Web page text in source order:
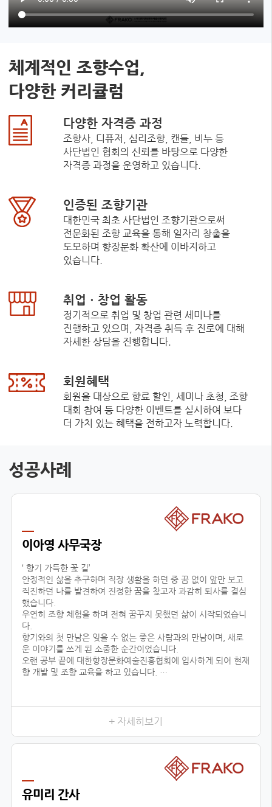
체계적인 조향수업,
다양한 커리큘럼
다양한 자격증 과정
조향사, 디퓨저, 심리조향, 캔들, 비누 등
사단법인 협회의 신뢰를 바탕으로 다양한
자격증 과정을 운영하고 있습니다.
인증된 조향기관
대한민국 최초 사단법인 조향기관으로써
전문화된 조향 교육을 통해 일자리 창출을
도모하며 향장문화 확산에 이바지하고
있습니다.
취업ㆍ창업 활동
정기적으로 취업 및 창업 관련 세미나를
진행하고 있으며, 자격증 취득 후 진로에 대해
자세한 상담을 진행합니다.
회원혜택
회원을 대상으로 향료 할인, 세미나 초청, 조향
대회 참여 등 다양한 이벤트를 실시하여 보다
더 가치 있는 혜택을 전하고자 노력합니다.
성공사례
이아영 사무국장
‘ 향기 가득한 꽃 길’
안정적인 삶을 추구하며 직장 생활을 하던 중 꿈 없이 앞만 보고
직진하던 나를 발견하여 진정한 꿈을 찾고자 과감히 퇴사를 결심
했습니다.
우연히 조향 체험을 하며 전혀 꿈꾸지 못했던 삶이 시작되었습니
다.
향기와의 첫 만남은 잊을 수 없는 좋은 사람과의 만남이며, 새로
운 이야기를 쓰게 된 소중한 순간이었습니다.
오랜 공부 끝에 대한향장문화예술진흥협회에 입사하게 되어 현재
향 개발 및 조향 교육을 하고 있습니다.
교육 시, 창작자의 의도를 파악하기 위해 교육생 분들과 긴밀한
소통을 하며, 디테일한 조향 스킬을 코칭하고 있습니다.여러분 마
삶의 향기를 마음으로 맡을 수 있는 그날까지 대한향장문화예술
+ 자세히보기
유미리 간사